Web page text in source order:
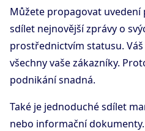
Můžete propagovat
sdílet nejnovější zprávy o
prostřednictvím statusu.
všechny vaše zákazníky.
podnikání snadná.
Také je jednoduché sdílet
nebo informační